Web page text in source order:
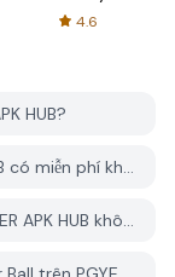
AFTVnews
4.6
HUB?
Ứng dụng Fighter Ball trên PGYER APK HUB có miễn phí không?
Tôi cần tài khoản để tải Fighter Ball từ PGYER APK HUB không?